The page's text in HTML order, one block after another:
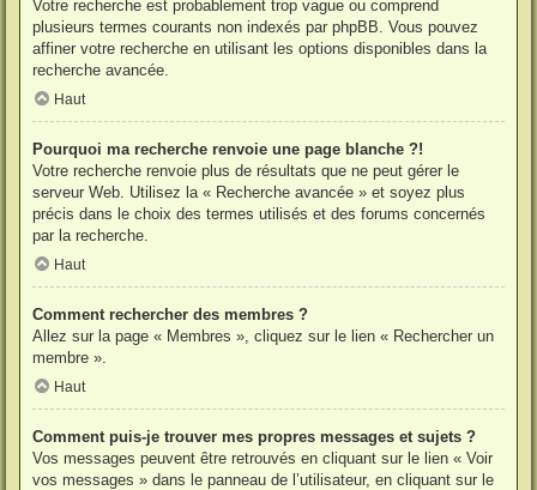
Votre recherche est probablement trop vague ou comprend
plusieurs termes courants non indexés par phpBB. Vous pouvez
affiner votre recherche en utilisant les options disponibles dans la
recherche avancée.
Haut
Pourquoi ma recherche renvoie une page blanche ?!
Votre recherche renvoie plus de résultats que ne peut gérer le
serveur Web. Utilisez la « Recherche avancée » et soyez plus
précis dans le choix des termes utilisés et des forums concernés
par la recherche.
Haut
Comment rechercher des membres ?
Allez sur la page « Membres », cliquez sur le lien « Rechercher un
membre ».
Haut
Comment puis-je trouver mes propres messages et sujets ?
Vos messages peuvent être retrouvés en cliquant sur le lien « Voir
vos messages » dans le panneau de l’utilisateur, en cliquant sur le